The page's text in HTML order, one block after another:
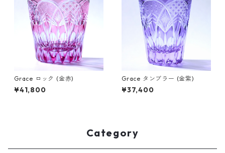
Grace ロック (金赤)
¥41,800
Grace タンブラー (金紫)
¥37,400
Category